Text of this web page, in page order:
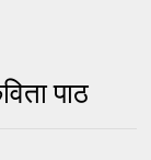
पाठ